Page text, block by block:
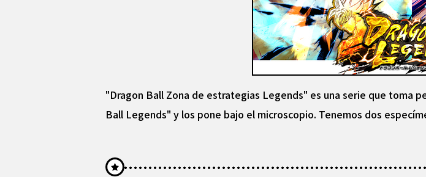
"Dragon Ball Zona de estrategias Legends" es una serie que toma
Ball Legends" y los pone bajo el microscopio. Tenemos dos